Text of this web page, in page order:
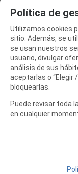
Repuestos Serpent
Repuestos Sworkz
Repuestos TAMIYA
Repuestos Team
Repuestos TeamC
Repuestos
Repuestos XRAY
Política de
Utilizamos cookies
sitio. Además, se
se usan nuestros
usuario, divulgar
análisis de sus
aceptarlas o “Elegir
bloquearlas.
Puede revisar toda
en cualquier